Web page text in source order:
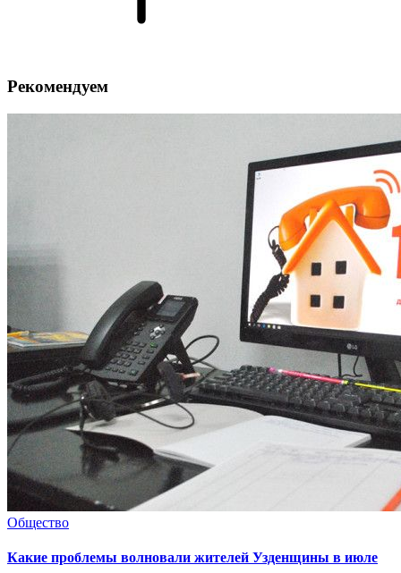
Рекомендуем
Общество
Какие проблемы волновали жителей Узденщины в июле